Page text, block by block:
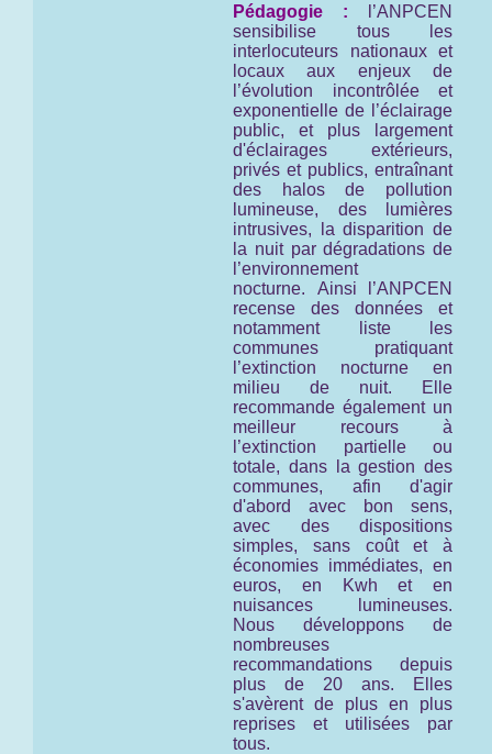
Pédagogie :
l’ANPCEN
sensibilise tous les
interlocuteurs nationaux et
locaux aux enjeux de
l’évolution incontrôlée et
exponentielle de l’éclairage
public, et plus largement
d'éclairages extérieurs,
privés et publics, entraînant
des halos de pollution
lumineuse, des lumières
intrusives, la disparition de
la nuit par dégradations de
l’environnement
nocturne. Ainsi l’ANPCEN
recense des données et
notamment liste les
communes pratiquant
l’extinction nocturne en
milieu de nuit. Elle
recommande également un
meilleur recours à
l’extinction partielle ou
totale, dans la gestion des
communes, afin d'agir
d'abord avec bon sens,
avec des dispositions
simples, sans coût et à
économies immédiates, en
euros, en Kwh et en
nuisances lumineuses.
Nous développons de
nombreuses
recommandations depuis
plus de 20 ans. Elles
s'avèrent de plus en plus
reprises et utilisées par
tous.